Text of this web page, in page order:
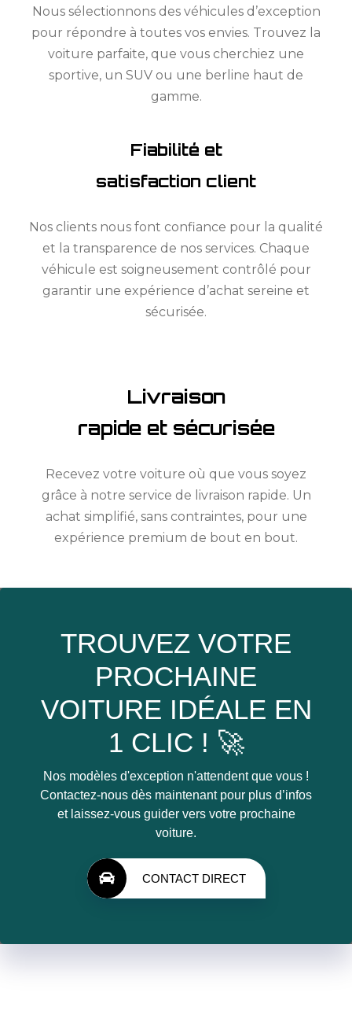
Nous sélectionnons des véhicules d’exception
pour répondre à toutes vos envies. Trouvez la
voiture parfaite, que vous cherchiez une
sportive, un SUV ou une berline haut de
gamme.
Fiabilité et
satisfaction client
Nos clients nous font confiance pour la qualité
et la transparence de nos services. Chaque
véhicule est soigneusement contrôlé pour
garantir une expérience d’achat sereine et
sécurisée.
Livraison
rapide et sécurisée
Recevez votre voiture où que vous soyez
grâce à notre service de livraison rapide. Un
achat simplifié, sans contraintes, pour une
expérience premium de bout en bout.
TROUVEZ VOTRE
PROCHAINE
VOITURE IDÉALE EN
1 CLIC ! 🚀
Nos modèles d'exception n'attendent que vous !
Contactez-nous dès maintenant pour plus d’infos
et laissez-vous guider vers votre prochaine
voiture.
CONTACT DIRECT